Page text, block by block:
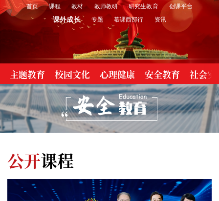
首页 课程 教材 教师教研 研究生教育 创课平台
课外成长 专题 慕课西部行 资讯
主题教育 校园文化 心理健康 安全教育 社会实
公开课程